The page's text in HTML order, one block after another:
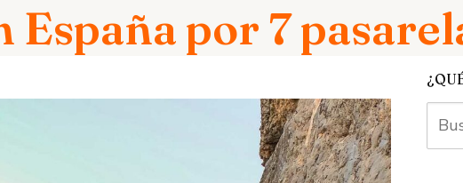
por 7